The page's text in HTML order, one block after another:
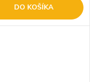
DO KOŠÍKA